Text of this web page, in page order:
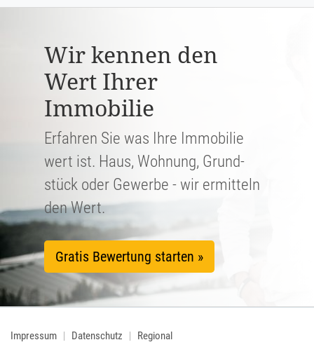
Wir kennen den
Wert Ihrer
Immobilie
Erfahren Sie was Ihre Immobilie
wert ist. Haus, Wohnung, Grund­
stück oder Gewerbe - wir ermitteln
den Wert.
Gratis Bewertung starten »
Impressum Datenschutz Regional